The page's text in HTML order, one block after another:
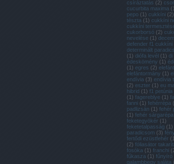
csíráztatás (2)
cucurbita maxima (1
pepo (1) cukkíni (2)
tészta (1) cukkíni
cukkíni
cukorborsó (2)
nevelése (1)
defender f1 cukkíni
determinált
(1) diófa levél (1) di
édeskömény (1)
(1) egres (2)
elefántormány (1)
endívia (3) endívia
(2) eszter (1) eu
hibrid (1) f1 petúnia
(1) fagereblye (1)
fanni (1) fehérrépa (
padlizsán (1) fehér
(1) fehér sárgarépa
feketegyökér (1)
feketetalpasság (1)
paradicsom (3)
fertődi ezüstfehér (1
(2) fóliasátor
fosóka (1) franchi (
fűkasza (1) fűnyíró
galambbegy saláta (